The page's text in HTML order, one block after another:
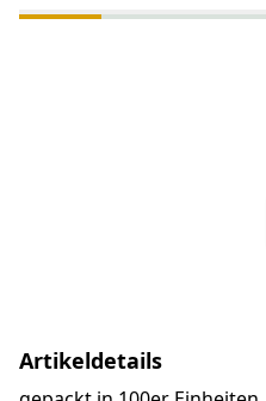
Artikeldetails